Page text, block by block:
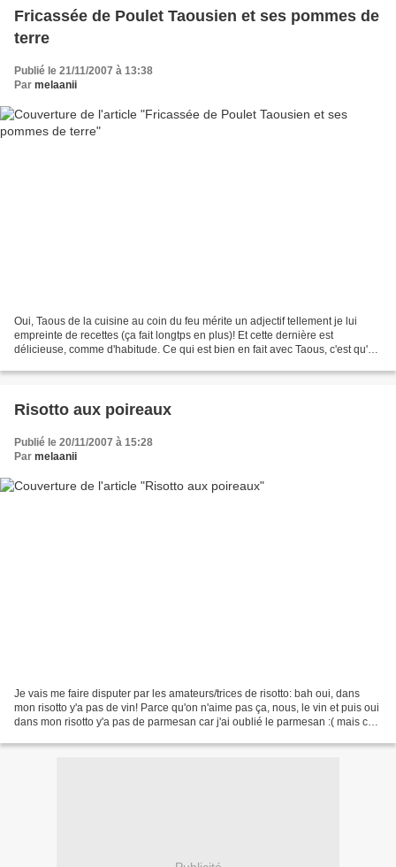
Fricassée de Poulet Taousien et ses pommes de
terre
Publié le 21/11/2007 à 13:38
Par melaanii
Oui, Taous de la cuisine au coin du feu mérite un adjectif tellement je lui
empreinte de recettes (ça fait longtps en plus)! Et cette dernière est
délicieuse, comme d'habitude. Ce qui est bien en fait avec Taous, c'est qu'on
Risotto aux poireaux
Publié le 20/11/2007 à 15:28
Par melaanii
Je vais me faire disputer par les amateurs/trices de risotto: bah oui, dans
mon risotto y'a pas de vin! Parce qu'on n'aime pas ça, nous, le vin et puis oui
dans mon risotto y'a pas de parmesan car j'ai oublié le parmesan :( mais ceci